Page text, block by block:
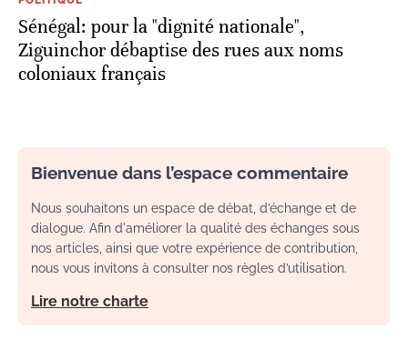
Sénégal: pour la "dignité nationale",
Ziguinchor débaptise des rues aux noms
coloniaux français
Bienvenue dans l’espace commentaire
Nous souhaitons un espace de débat, d’échange et de
dialogue. Afin d'améliorer la qualité des échanges sous
nos articles, ainsi que votre expérience de contribution,
nous vous invitons à consulter nos règles d’utilisation.
Lire notre charte